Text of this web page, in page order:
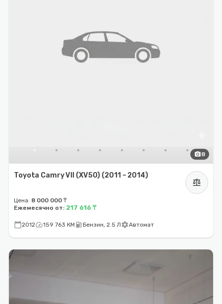
photo_camera8
Toyota Camry VII (XV50) (2011 – 2014)
balance
Цена: 8 000 000 ₸
Ежемесячно от: 217 616 ₸
calendar_today2012speed159 763 КМ local_gas_stationБензин, 2.5 ЛsettingsАвтомат